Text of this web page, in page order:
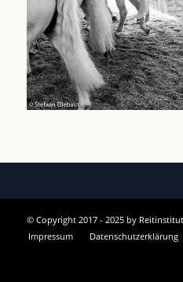
© Copyright 2017 - 2025 by
Impressum
Datenschutzerklärung